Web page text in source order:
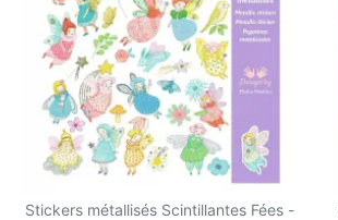
Stickers métallisés Scintillantes Fées -